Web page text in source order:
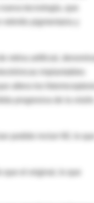
tecnología, que
pigmentaria y
retina artificial,
implantables
altera los
progresiva de la
podido incluir 60, lo
el original, lo que